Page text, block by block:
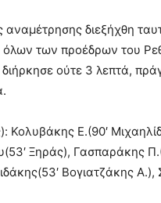
αναμέτρησης διεξήχθη
των προέδρων του
ούτε 3 λεπτά,
Κολυβάκης Ε.(90′
Ξηράς), Γασπαράκης
Βογιατζάκης Α.),